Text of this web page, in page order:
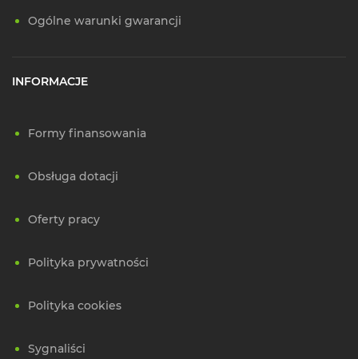
Ogólne warunki gwarancji
INFORMACJE
Formy finansowania
Obsługa dotacji
Oferty pracy
Polityka prywatności
Polityka cookies
Sygnaliści